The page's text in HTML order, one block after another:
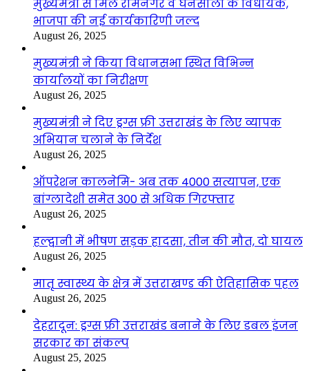
मुख्यमंत्री से मिले रामनगर व घनसाली के विधायक,
भाजपा की नई कार्यकारिणी जल्द
August 26, 2025
मुख्यमंत्री ने किया विधानसभा स्थित विभिन्न
कार्यालयों का निरीक्षण
August 26, 2025
मुख्यमंत्री ने दिए ड्रग्स फ्री उत्तराखंड के लिए व्यापक
अभियान चलाने के निर्देश
August 26, 2025
ऑपरेशन कालनेमि- अब तक 4000 सत्यापन, एक
बांग्लादेशी समेत 300 से अधिक गिरफ्तार
August 26, 2025
हल्द्वानी में भीषण सड़क हादसा, तीन की मौत, दो घायल
August 26, 2025
मातृ स्वास्थ्य के क्षेत्र में उत्तराखण्ड की ऐतिहासिक पहल
August 26, 2025
देहरादून: ड्रग्स फ्री उत्तराखंड बनाने के लिए डबल इंजन
सरकार का संकल्प
August 25, 2025